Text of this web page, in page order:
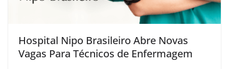
Hospital Nipo Brasileiro Abre Novas
Vagas Para Técnicos de Enfermagem